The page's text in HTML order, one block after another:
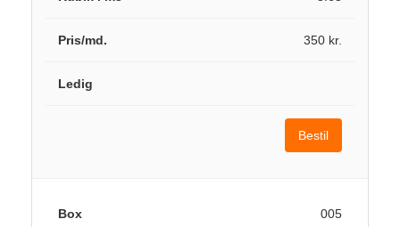
350 kr.
Bestil
005